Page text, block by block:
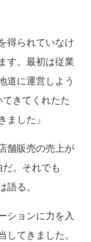
得られていなけ
す。最初は従業
道に運営しよう
きてくれたた
した」
舗販売の売上が
。それでも
語る。
ションに力を入
てきました。